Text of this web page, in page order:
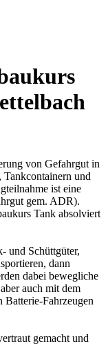
von Gefahrgut in
Tankcontainern und
ist eine
gem. ADR).
Tank absolviert
und Schüttgüter,
dann
dabei bewegliche
auch mit dem
Batterie-Fahrzeugen
gemacht und